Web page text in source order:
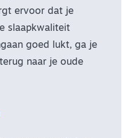
ervoor dat je
slaapkwaliteit
goed lukt, ga je
naar je oude